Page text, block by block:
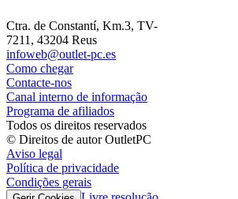
Ctra. de Constantí, Km.3, TV-
7211, 43204 Reus
infoweb@outlet-pc.es
Como chegar
Contacte-nos
Canal interno de informação
Programa de afiliados
Todos os direitos reservados
© Direitos de autor OutletPC
Aviso legal
Política de privacidade
Condições gerais